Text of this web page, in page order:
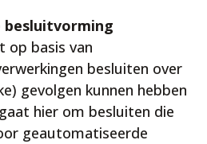
besluitvorming
op basis van
besluiten over
gevolgen kunnen hebben
hier om besluiten die
geautomatiseerde